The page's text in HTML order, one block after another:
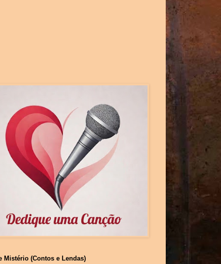
Mistério (Contos e Lendas)